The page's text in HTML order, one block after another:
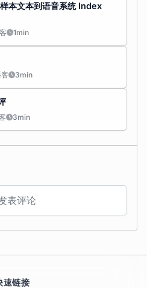
本文本到语音系统 Index
1min
3min
3min
表评论
速链接